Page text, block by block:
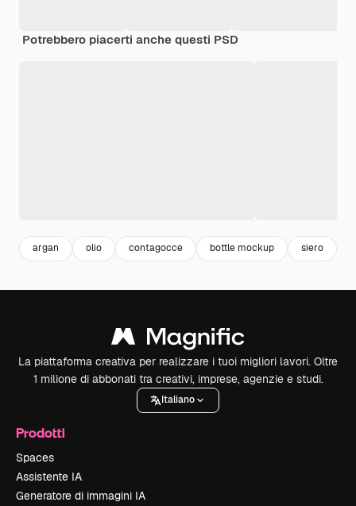
Potrebbero piacerti anche questi PSD
argan olio contagocce bottle mockup siero
La piattaforma creativa per realizzare i tuoi migliori lavori. Oltre
1 milione di abbonati tra creativi, imprese, agenzie e studi.
Italiano
Prodotti
Spaces
Assistente IA
Generatore di immagini IA